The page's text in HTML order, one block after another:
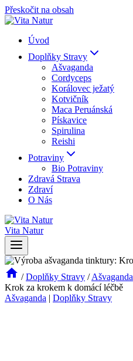
Přeskočit na obsah
Úvod
Doplňky Stravy
Ašvaganda
Cordyceps
Korálovec ježatý
Kotvičník
Maca Peruánská
Pískavice
Spirulina
Reishi
Potraviny
Bio Potraviny
Zdravá Strava
Zdraví
O Nás
Vita Natur
/ Doplňky Stravy / Ašvaganda
Krok za krokem k domácí léčbě
Ašvaganda | Doplňky Stravy